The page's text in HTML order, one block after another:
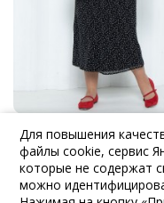
3 610₽ 3 800₽
Agata
Юбка чёрная в г...
Для повышения
файлы cookie, сервис
которые не содержат
можно